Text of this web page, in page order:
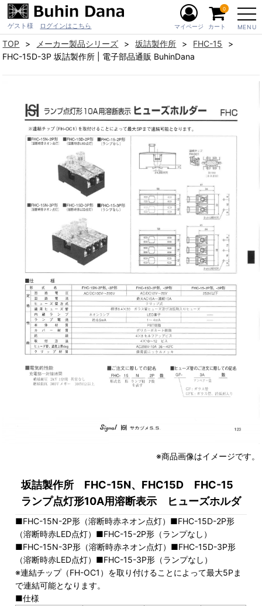
ゲスト様 ログインはこちら MENU
マイページ カート
0
TOP メーカー製品シリーズ 坂詰製作所
FHC-15
FHC-15D-3P 坂詰製作所 | 電子部品通販 BuhinDana
※商品画像はイメージです。
坂詰製作所 FHC-15N、FHC15D FHC-15
ランプ点灯形10A用溶断表示 ヒューズホルダ
■FHC-15N-2P形（溶断時赤ネオン点灯）■FHC-15D-2P形
（溶断時赤LED点灯）■FHC-15-2P形（ランプなし）
■FHC-15N-3P形（溶断時赤ネオン点灯）■FHC-15D-3P形
（溶断時赤LED点灯）■FHC-15-3P形（ランプなし）
※連結チップ（FH-OC1）を取り付けることによって最大5Pま
で連結可能となります。
■仕様